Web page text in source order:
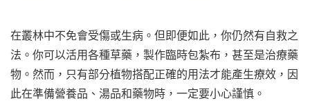
在叢林中不免會受傷或生病。但即便如此，你仍然有自救之
法。你可以活用各種草藥，製作臨時包紮布，甚至是治療藥
物。然而，只有部分植物搭配正確的用法才能產生療效，因
此在準備營養品、湯品和藥物時，一定要小心謹慎。